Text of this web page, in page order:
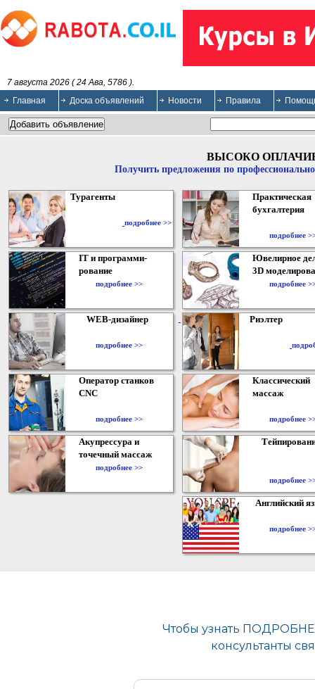
7 августа 2026 ( 24 Ава, 5786 ).
Главная
Доска объявлений Новости Правила
ВЫСОКО
Получить предложения по
Турагенты
подробнее >>
Практическая
бухгалтерия
подробнее
IT и программи-
рование
подробнее >>
Ювелирное
3D
подробнее
WEB-дизайнер
подробнее >>
Риэлтер
Оператор станков
CNC
подробнее >>
Классический
массаж
подробнее
Акупрессура и
точечный массаж
подробнее >>
подробнее
Английский
подробнее